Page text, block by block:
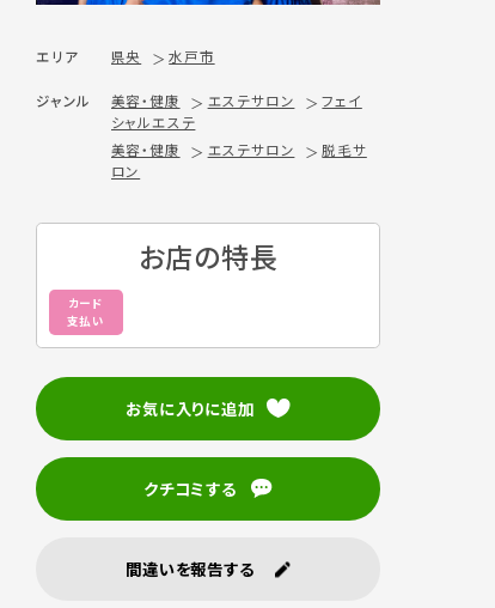
エリア 県央 水戸市
ジャンル 美容・健康 エステサロン
フェイ
シャルエステ
美容・健康
エステサロン
脱毛サ
ロン
お店の特長
カード
支払い
お気に入りに追加
クチコミする
間違いを報告する